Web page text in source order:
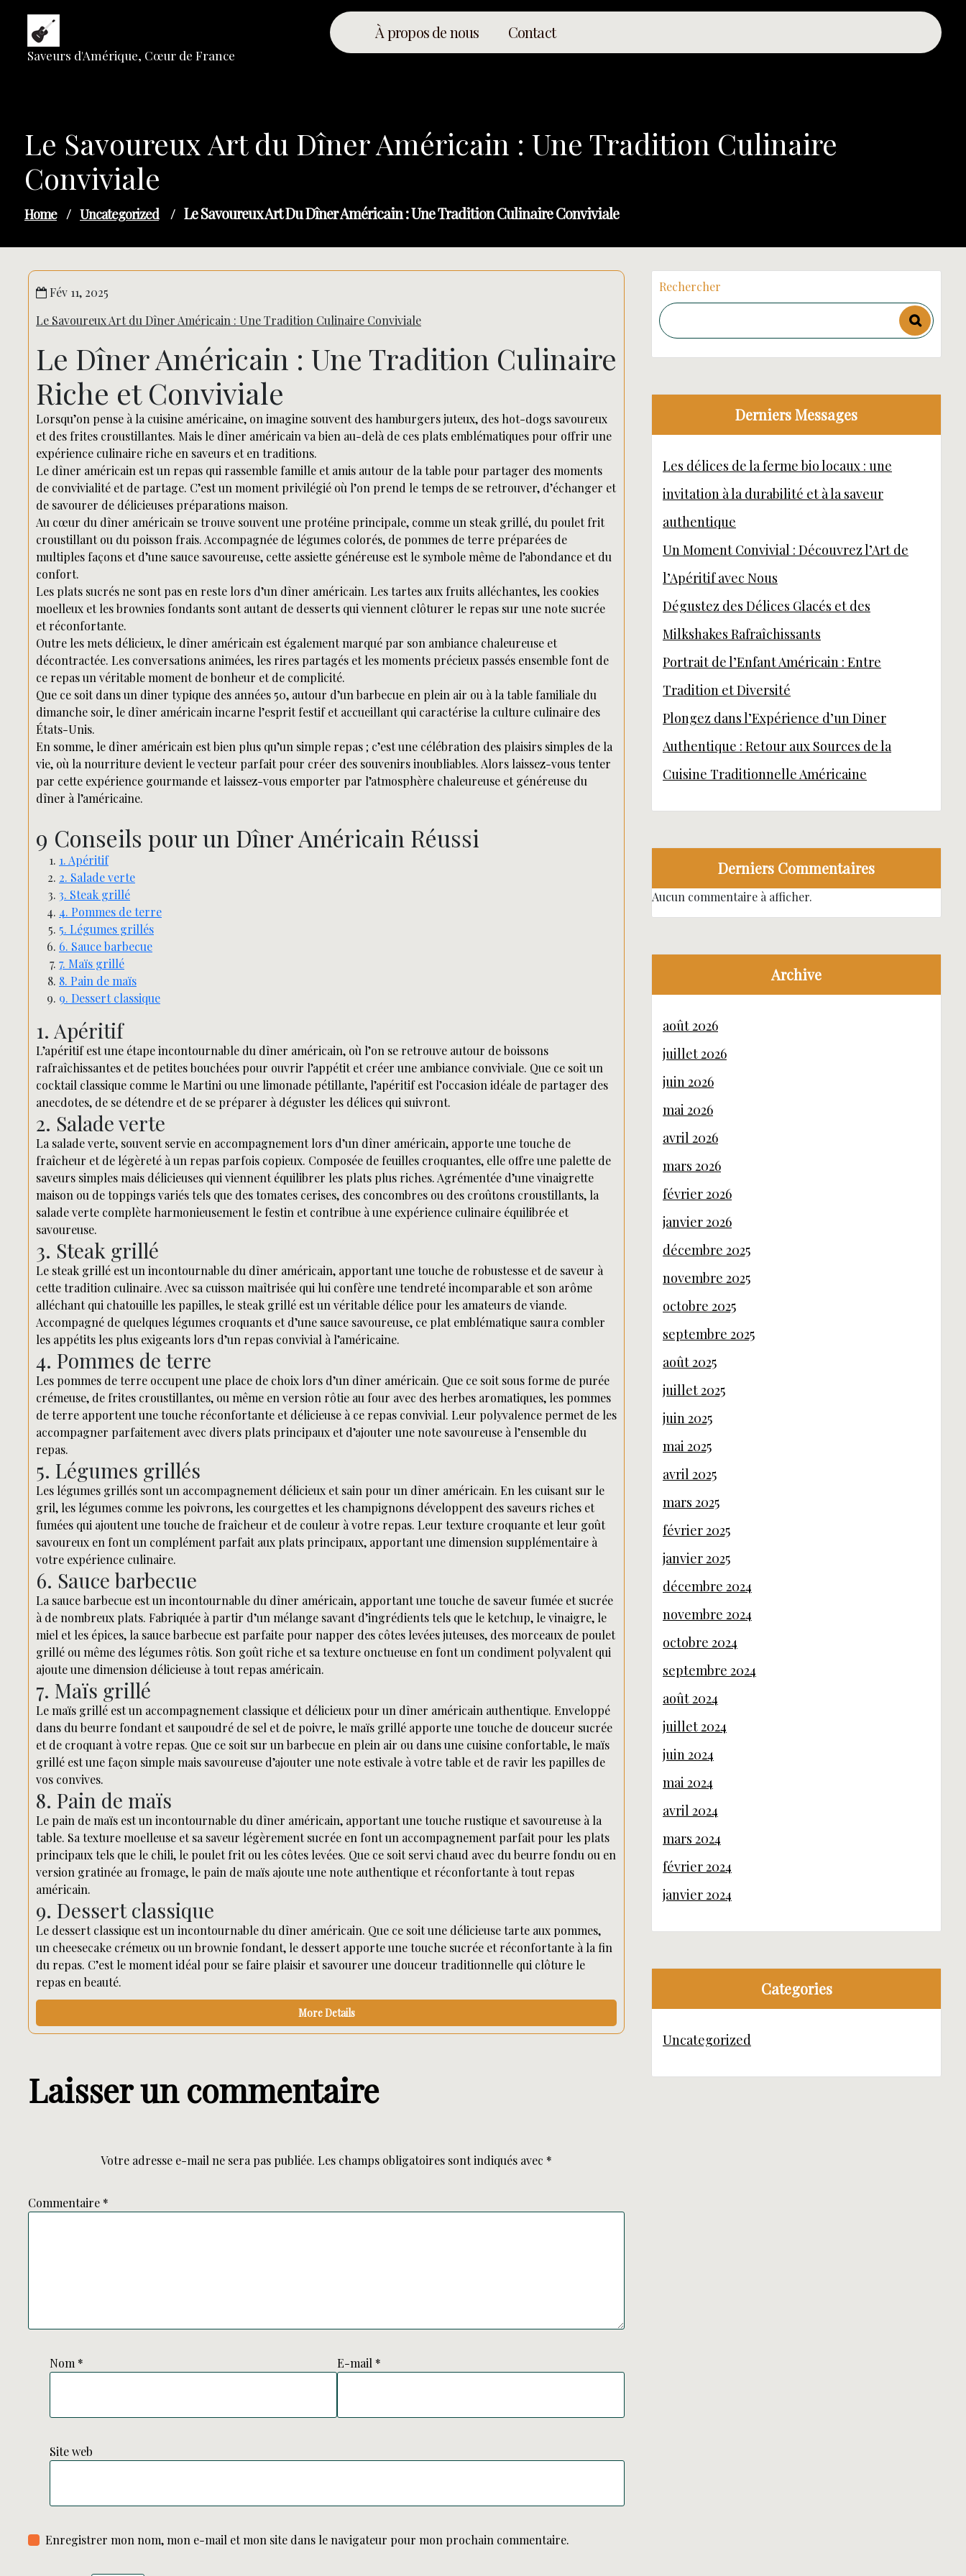
content
Saveurs d'Amérique, Cœur de France
À propos de nous Contact
Le Savoureux Art du Dîner Américain : Une Tradition Culinaire
Conviviale
Home / Uncategorized / Le Savoureux Art Du Dîner Américain : Une Tradition Culinaire Conviviale
Fév 11, 2025
Le Savoureux Art du Dîner Américain : Une Tradition Culinaire Conviviale
Le Dîner Américain : Une Tradition Culinaire
Riche et Conviviale
Lorsqu’on pense à la cuisine américaine, on imagine souvent des hamburgers juteux, des hot-dogs savoureux
et des frites croustillantes. Mais le dîner américain va bien au-delà de ces plats emblématiques pour offrir une
expérience culinaire riche en saveurs et en traditions.
Le dîner américain est un repas qui rassemble famille et amis autour de la table pour partager des moments
de convivialité et de partage. C’est un moment privilégié où l’on prend le temps de se retrouver, d’échanger et
de savourer de délicieuses préparations maison.
Au cœur du dîner américain se trouve souvent une protéine principale, comme un steak grillé, du poulet frit
croustillant ou du poisson frais. Accompagnée de légumes colorés, de pommes de terre préparées de
multiples façons et d’une sauce savoureuse, cette assiette généreuse est le symbole même de l’abondance et du
confort.
Les plats sucrés ne sont pas en reste lors d’un dîner américain. Les tartes aux fruits alléchantes, les cookies
moelleux et les brownies fondants sont autant de desserts qui viennent clôturer le repas sur une note sucrée
et réconfortante.
Outre les mets délicieux, le dîner américain est également marqué par son ambiance chaleureuse et
décontractée. Les conversations animées, les rires partagés et les moments précieux passés ensemble font de
ce repas un véritable moment de bonheur et de complicité.
Que ce soit dans un diner typique des années 50, autour d’un barbecue en plein air ou à la table familiale du
dimanche soir, le dîner américain incarne l’esprit festif et accueillant qui caractérise la culture culinaire des
États-Unis.
En somme, le dîner américain est bien plus qu’un simple repas ; c’est une célébration des plaisirs simples de la
vie, où la nourriture devient le vecteur parfait pour créer des souvenirs inoubliables. Alors laissez-vous tenter
par cette expérience gourmande et laissez-vous emporter par l’atmosphère chaleureuse et généreuse du
dîner à l’américaine.
9 Conseils pour un Dîner Américain Réussi
1. Apéritif
2. Salade verte
3. Steak grillé
4. Pommes de terre
5. Légumes grillés
6. Sauce barbecue
7. Maïs grillé
8. Pain de maïs
9. Dessert classique
1. Apéritif
L’apéritif est une étape incontournable du dîner américain, où l’on se retrouve autour de boissons
rafraîchissantes et de petites bouchées pour ouvrir l’appétit et créer une ambiance conviviale. Que ce soit un
cocktail classique comme le Martini ou une limonade pétillante, l’apéritif est l’occasion idéale de partager des
anecdotes, de se détendre et de se préparer à déguster les délices qui suivront.
2. Salade verte
La salade verte, souvent servie en accompagnement lors d’un dîner américain, apporte une touche de
fraîcheur et de légèreté à un repas parfois copieux. Composée de feuilles croquantes, elle offre une palette de
saveurs simples mais délicieuses qui viennent équilibrer les plats plus riches. Agrémentée d’une vinaigrette
maison ou de toppings variés tels que des tomates cerises, des concombres ou des croûtons croustillants, la
salade verte complète harmonieusement le festin et contribue à une expérience culinaire équilibrée et
savoureuse.
3. Steak grillé
Le steak grillé est un incontournable du dîner américain, apportant une touche de robustesse et de saveur à
cette tradition culinaire. Avec sa cuisson maîtrisée qui lui confère une tendreté incomparable et son arôme
alléchant qui chatouille les papilles, le steak grillé est un véritable délice pour les amateurs de viande.
Accompagné de quelques légumes croquants et d’une sauce savoureuse, ce plat emblématique saura combler
les appétits les plus exigeants lors d’un repas convivial à l’américaine.
4. Pommes de terre
Les pommes de terre occupent une place de choix lors d’un dîner américain. Que ce soit sous forme de purée
crémeuse, de frites croustillantes, ou même en version rôtie au four avec des herbes aromatiques, les pommes
de terre apportent une touche réconfortante et délicieuse à ce repas convivial. Leur polyvalence permet de les
accompagner parfaitement avec divers plats principaux et d’ajouter une note savoureuse à l’ensemble du
repas.
5. Légumes grillés
Les légumes grillés sont un accompagnement délicieux et sain pour un dîner américain. En les cuisant sur le
gril, les légumes comme les poivrons, les courgettes et les champignons développent des saveurs riches et
fumées qui ajoutent une touche de fraîcheur et de couleur à votre repas. Leur texture croquante et leur goût
savoureux en font un complément parfait aux plats principaux, apportant une dimension supplémentaire à
votre expérience culinaire.
6. Sauce barbecue
La sauce barbecue est un incontournable du dîner américain, apportant une touche de saveur fumée et sucrée
à de nombreux plats. Fabriquée à partir d’un mélange savant d’ingrédients tels que le ketchup, le vinaigre, le
miel et les épices, la sauce barbecue est parfaite pour napper des côtes levées juteuses, des morceaux de poulet
grillé ou même des légumes rôtis. Son goût riche et sa texture onctueuse en font un condiment polyvalent qui
ajoute une dimension délicieuse à tout repas américain.
7. Maïs grillé
Le maïs grillé est un accompagnement classique et délicieux pour un dîner américain authentique. Enveloppé
dans du beurre fondant et saupoudré de sel et de poivre, le maïs grillé apporte une touche de douceur sucrée
et de croquant à votre repas. Que ce soit sur un barbecue en plein air ou dans une cuisine confortable, le maïs
grillé est une façon simple mais savoureuse d’ajouter une note estivale à votre table et de ravir les papilles de
vos convives.
8. Pain de maïs
Le pain de maïs est un incontournable du dîner américain, apportant une touche rustique et savoureuse à la
table. Sa texture moelleuse et sa saveur légèrement sucrée en font un accompagnement parfait pour les plats
principaux tels que le chili, le poulet frit ou les côtes levées. Que ce soit servi chaud avec du beurre fondu ou en
version gratinée au fromage, le pain de maïs ajoute une note authentique et réconfortante à tout repas
américain.
9. Dessert classique
Le dessert classique est un incontournable du dîner américain. Que ce soit une délicieuse tarte aux pommes,
un cheesecake crémeux ou un brownie fondant, le dessert apporte une touche sucrée et réconfortante à la fin
du repas. C’est le moment idéal pour se faire plaisir et savourer une douceur traditionnelle qui clôture le
repas en beauté.
More Details
Laisser un commentaire
Votre adresse e-mail ne sera pas publiée. Les champs obligatoires sont indiqués avec *
Commentaire *
Nom * E-mail *
Site web
Enregistrer mon nom, mon e-mail et mon site dans le navigateur pour mon prochain commentaire.
Rechercher
Derniers Messages
Les délices de la ferme bio locaux : une
invitation à la durabilité et à la saveur
authentique
Un Moment Convivial : Découvrez l’Art de
l’Apéritif avec Nous
Dégustez des Délices Glacés et des
Milkshakes Rafraîchissants
Portrait de l’Enfant Américain : Entre
Tradition et Diversité
Plongez dans l’Expérience d’un Diner
Authentique : Retour aux Sources de la
Cuisine Traditionnelle Américaine
Derniers Commentaires
Aucun commentaire à afficher.
Archive
août 2026
juillet 2026
juin 2026
mai 2026
avril 2026
mars 2026
février 2026
janvier 2026
décembre 2025
novembre 2025
octobre 2025
septembre 2025
août 2025
juillet 2025
juin 2025
mai 2025
avril 2025
mars 2025
février 2025
janvier 2025
décembre 2024
novembre 2024
octobre 2024
septembre 2024
août 2024
juillet 2024
juin 2024
mai 2024
avril 2024
mars 2024
février 2024
janvier 2024
Categories
Uncategorized